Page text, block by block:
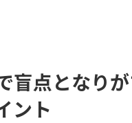
盲点となり
ント